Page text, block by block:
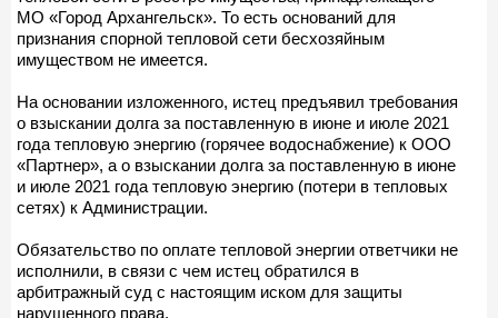
МО «Город Архангельск». То есть оснований для
признания спорной тепловой сети бесхозяйным
имуществом не имеется.
На основании изложенного, истец предъявил требования
о взыскании долга за поставленную в июне и июле 2021
года тепловую энергию (горячее водоснабжение) к ООО
«Партнер», а о взыскании долга за поставленную в июне
и июле 2021 года тепловую энергию (потери в тепловых
сетях) к Администрации.
Обязательство по оплате тепловой энергии ответчики не
исполнили, в связи с чем истец обратился в
арбитражный суд с настоящим иском для защиты
нарушенного права.